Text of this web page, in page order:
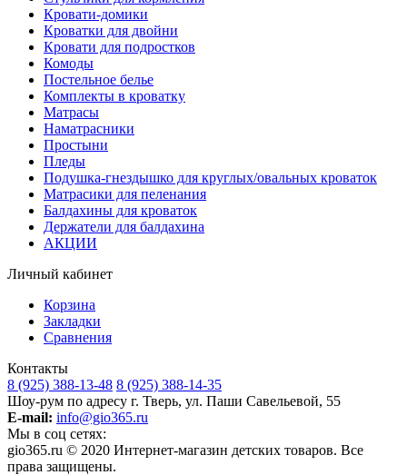
Кровати-домики
Кроватки для двойни
Кровати для подростков
Комоды
Постельное белье
Комплекты в кроватку
Матрасы
Наматрасники
Простыни
Пледы
Подушка-гнездышко для круглых/овальных кроваток
Матрасики для пеленания
Балдахины для кроваток
Держатели для балдахина
АКЦИИ
Личный кабинет
Корзина
Закладки
Сравнения
Контакты
8 (925) 388-13-48 8 (925) 388-14-35
Шоу-рум по адресу г. Тверь, ул. Паши Савельевой, 55
E-mail: info@gio365.ru
Мы в соц сетях:
gio365.ru © 2020 Интернет-магазин детских товаров. Все
права защищены.